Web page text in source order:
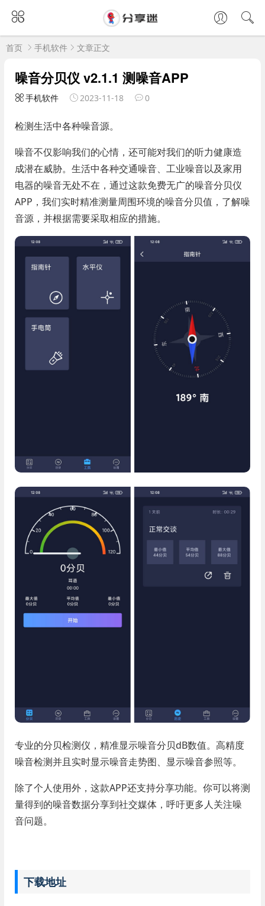
首页 手机软件 文章正文
噪音分贝仪 v2.1.1 测噪音APP
手机软件 2023-11-18 0
检测生活中各种噪音源。
噪音不仅影响我们的心情，还可能对我们的听力健康造
成潜在威胁。生活中各种交通噪音、工业噪音以及家用
电器的噪音无处不在，通过这款免费无广的噪音分贝仪
APP，我们实时精准测量周围环境的噪音分贝值，了解噪
音源，并根据需要采取相应的措施。
专业的分贝检测仪，精准显示噪音分贝dB数值。高精度
噪音检测并且实时显示噪音走势图、显示噪音参照等。
除了个人使用外，这款APP还支持分享功能。你可以将测
量得到的噪音数据分享到社交媒体，呼吁更多人关注噪
音问题。
下载地址